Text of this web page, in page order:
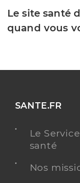
Le site santé
quand vous
SANTE.FR
Le
santé
Nos